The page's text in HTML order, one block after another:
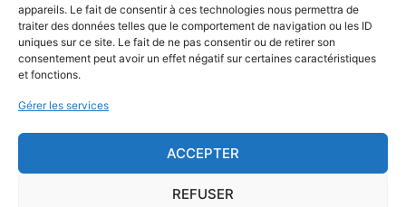
appareils. Le fait de consentir à ces technologies nous permettra de
traiter des données telles que le comportement de navigation ou les ID
uniques sur ce site. Le fait de ne pas consentir ou de retirer son
consentement peut avoir un effet négatif sur certaines caractéristiques
et fonctions.
Gérer les services
ACCEPTER
REFUSER